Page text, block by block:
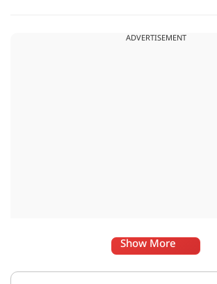
ADVERTISEMENT
Show More